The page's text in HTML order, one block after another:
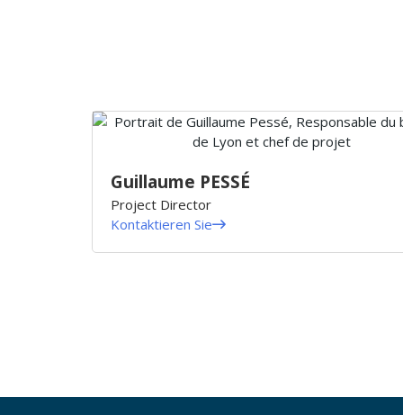
Guillaume PESSÉ
Project Director
Kontaktieren Sie